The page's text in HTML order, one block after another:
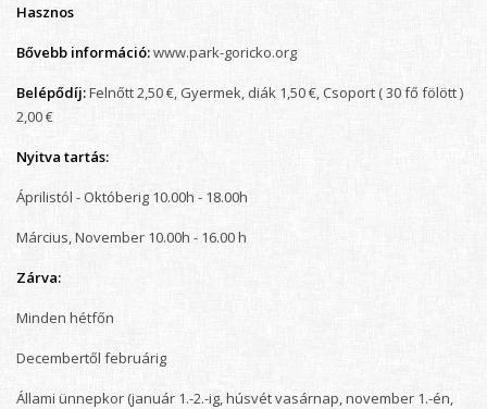
Hasznos
Bővebb információ:www.park-goricko.org
Belépődíj:Felnőtt 2,50 €, Gyermek, diák 1,50 €, Csoport ( 30 fő fölött )
2,00 €
Nyitva tartás:
Áprilistól - Októberig 10.00h - 18.00h
Március, November 10.00h - 16.00 h
Zárva:
Minden hétfőn
Decembertől februárig
Állami ünnepkor (január 1.-2.-ig, húsvét vasárnap, november 1.-én,